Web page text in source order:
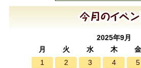
2025年9月
月
火 水 木 金
1
2 3 4 5